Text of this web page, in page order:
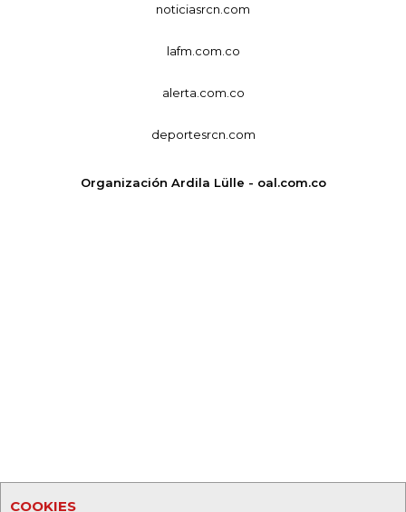
COOKIES
noticiasrcn.com
lafm.com.co
alerta.com.co
deportesrcn.com
Organización Ardila Lülle - oal.com.co